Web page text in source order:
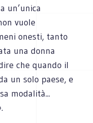
un’unica
vuole
onesti, tanto
una donna
che quando il
un solo paese, e
modalità...